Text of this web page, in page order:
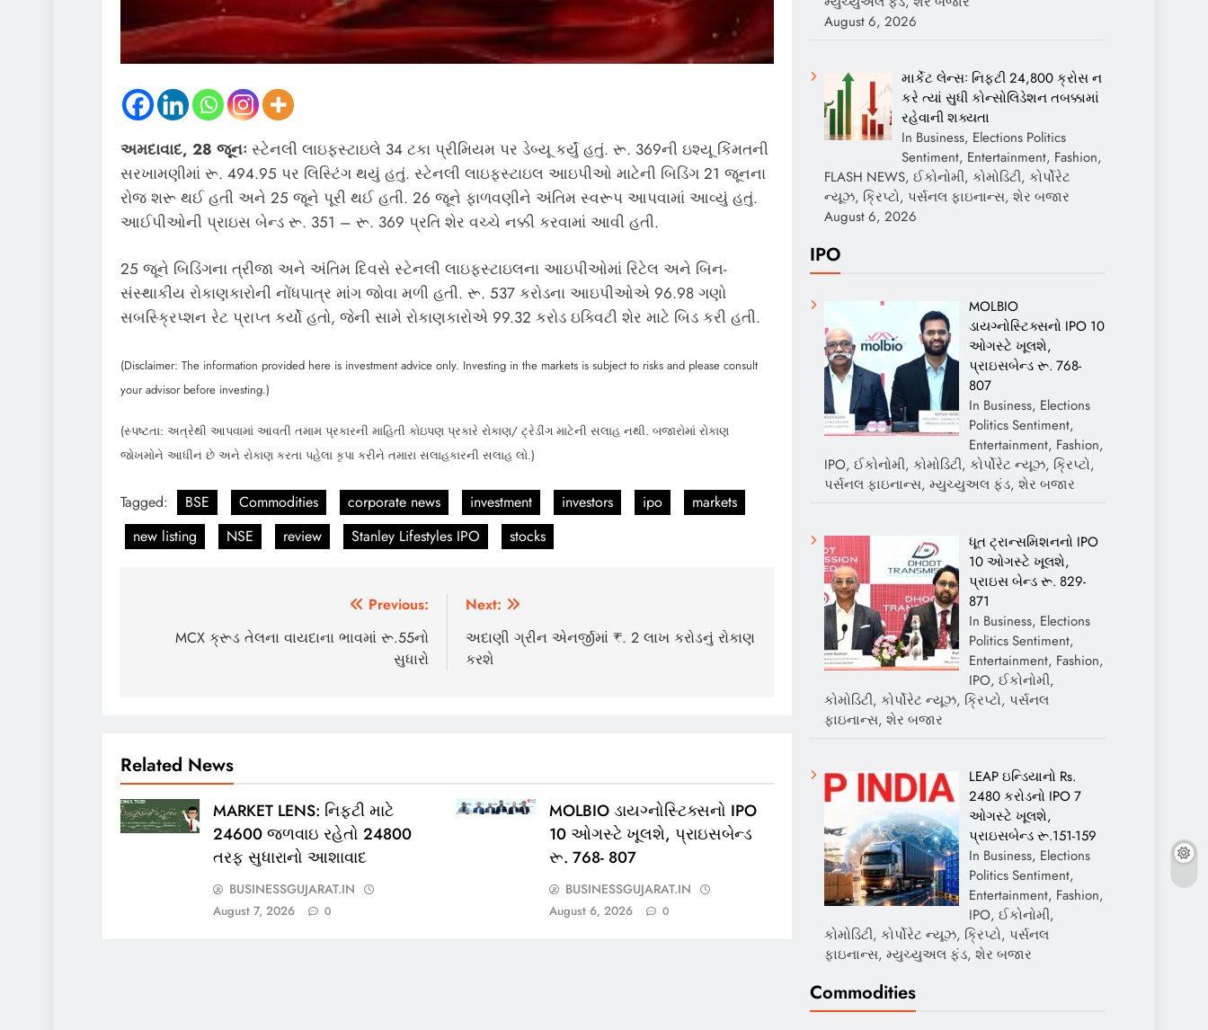
અમદાવાદ, 28 જૂનઃ સ્ટેનલી લાઇફસ્ટાઇલે 34 ટકા પ્રીમિયમ પર ડેબ્યૂ કર્યું હતું. રૂ. 369ની ઇશ્યૂ કિંમતની
સરખામણીમાં રૂ. 494.95 પર લિસ્ટિંગ થયું હતું. સ્ટેનલી લાઇફસ્ટાઇલ આઇપીઓ માટેની બિડિંગ 21 જૂનના
રોજ શરૂ થઈ હતી અને 25 જૂને પૂરી થઈ હતી. 26 જૂને ફાળવણીને અંતિમ સ્વરૂપ આપવામાં આવ્યું હતું.
આઈપીઓની પ્રાઇસ બેન્ડ રૂ. 351 – રૂ. 369 પ્રતિ શેર વચ્ચે નક્કી કરવામાં આવી હતી.
25 જૂને બિડિંગના ત્રીજા અને અંતિમ દિવસે સ્ટેનલી લાઇફસ્ટાઇલના આઇપીઓમાં રિટેલ અને બિન-
સંસ્થાકીય રોકાણકારોની નોંધપાત્ર માંગ જોવા મળી હતી. રૂ. 537 કરોડના આઇપીઓએ 96.98 ગણો
સબસ્ક્રિપ્શન રેટ પ્રાપ્ત કર્યો હતો, જેની સામે રોકાણકારોએ 99.32 કરોડ ઇક્વિટી શેર માટે બિડ કરી હતી.
(Disclaimer: The information provided here is investment advice only. Investing in the markets is subject to risks and please consult
your advisor before investing.)
(સ્પષ્ટતા: અત્રેથી આપવામાં આવતી તમામ પ્રકારની માહિતી કોઇપણ પ્રકારે રોકાણ/ ટ્રેડીંગ માટેની સલાહ નથી. બજારોમાં રોકાણ
જોખમોને આધીન છે અને રોકાણ કરતા પહેલા કૃપા કરીને તમારા સલાહકારની સલાહ લો.)
Tagged: BSE Commodities corporate news investment investors ipo
markets
new listing
NSE review Stanley Lifestyles IPO stocks
navigation
Previous:
MCX ક્રૂડ તેલના વાયદાના ભાવમાં રૂ.55નો
સુધારો
Next:
અદાણી ગ્રીન એનર્જીમાં ₹. 2 લાખ કરોડનું રોકાણ
કરશે
Related News
MARKET LENS: નિફ્ટી માટે
24600 જળવાઇ રહેતો 24800
તરફ સુધારાનો આશાવાદ
BUSINESSGUJARAT.IN
August 7, 2026 0
MOLBIO ડાયગ્નોસ્ટિક્સનો IPO
10 ઓગસ્ટે ખૂલશે, પ્રાઇસબેન્ડ
રૂ. 768- 807
BUSINESSGUJARAT.IN
August 6, 2026 0
August 6, 2026
માર્કેટ લેન્સઃ નિફ્ટી 24,800 ક્રોસ ન
કરે ત્યાં સુધી કોન્સોલિડેશન તબક્કામાં
રહેવાની શક્યતા
In Business, Elections Politics
Sentiment, Entertainment, Fashion,
FLASH NEWS, ઈકોનોમી, કોમોડિટી, કોર્પોરેટ
ન્યૂઝ, ક્રિપ્ટો, પર્સનલ ફાઇનાન્સ, શેર બજાર
August 6, 2026
IPO
MOLBIO
ડાયગ્નોસ્ટિક્સનો IPO 10
ઓગસ્ટે ખૂલશે,
પ્રાઇસબેન્ડ રૂ. 768-
807
In Business, Elections
Politics Sentiment,
Entertainment, Fashion,
IPO, ઈકોનોમી, કોમોડિટી, કોર્પોરેટ ન્યૂઝ, ક્રિપ્ટો,
પર્સનલ ફાઇનાન્સ, મ્યુચ્યુઅલ ફંડ, શેર બજાર
ધૂત ટ્રાન્સમિશનનો IPO
10 ઓગસ્ટે ખૂલશે,
પ્રાઇસ બેન્ડ રૂ. 829-
871
In Business, Elections
Politics Sentiment,
Entertainment, Fashion,
IPO, ઈકોનોમી,
કોમોડિટી, કોર્પોરેટ ન્યૂઝ, ક્રિપ્ટો, પર્સનલ
ફાઇનાન્સ, શેર બજાર
LEAP ઇન્ડિયાનો Rs.
2480 કરોડનો IPO 7
ઓગસ્ટે ખૂલશે,
પ્રાઇસબેન્ડ રૂ.151-159
In Business, Elections
Politics Sentiment,
Entertainment, Fashion,
IPO, ઈકોનોમી,
કોમોડિટી, કોર્પોરેટ ન્યૂઝ, ક્રિપ્ટો, પર્સનલ
ફાઇનાન્સ, મ્યુચ્યુઅલ ફંડ, શેર બજાર
Commodities